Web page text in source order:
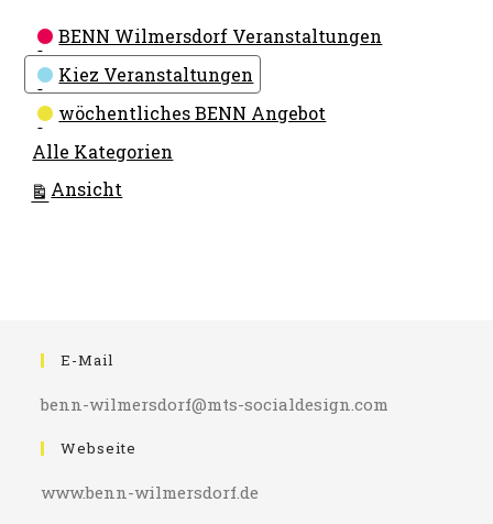
Kategorien
BENN Wilmersdorf Veranstaltungen
Kiez Veranstaltungen
wöchentliches BENN Angebot
Alle Kategorien
Ansicht
E-Mail
benn-wilmersdorf@mts-socialdesign.com
Webseite
www.benn-wilmersdorf.de